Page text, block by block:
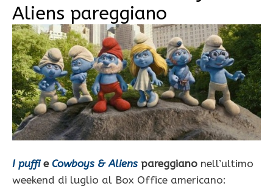
Aliens pareggiano
I puffie Cowboys & Aliens pareggiano nell’ultimo
weekend di luglio al Box Office americano: